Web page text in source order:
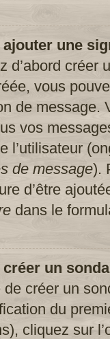
une
d’abord créer
vous
de message.
vos
l’utilisateur
de message).
d’être
dans le
un
de créer un
du
cliquez sur